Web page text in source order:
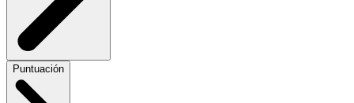
Puntuación